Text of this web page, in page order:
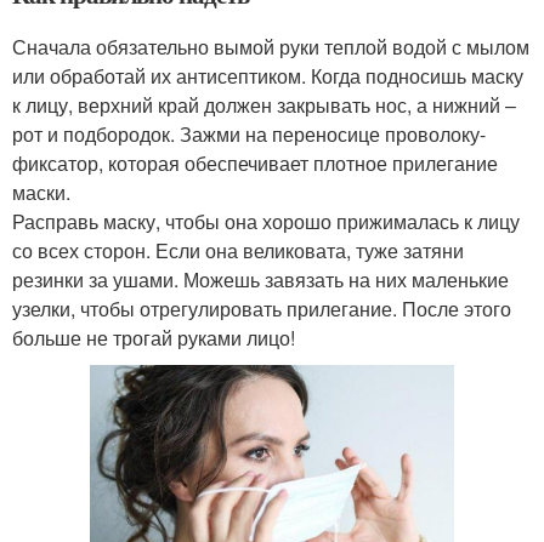
Сначала обязательно вымой руки теплой водой с мылом
или обработай их антисептиком. Когда подносишь маску
к лицу, верхний край должен закрывать нос, а нижний –
рот и подбородок. Зажми на переносице проволоку-
фиксатор, которая обеспечивает плотное прилегание
маски.
Расправь маску, чтобы она хорошо прижималась к лицу
со всех сторон. Если она великовата, туже затяни
резинки за ушами. Можешь завязать на них маленькие
узелки, чтобы отрегулировать прилегание. После этого
больше не трогай руками лицо!